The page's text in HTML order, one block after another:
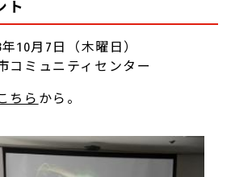
ト
10月7日（木曜日）
ミュニティセンター
ちら から。